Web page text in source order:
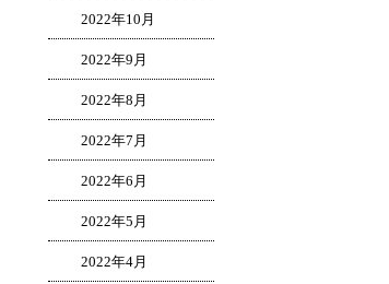
2022年10月
2022年9月
2022年8月
2022年7月
2022年6月
2022年5月
2022年4月